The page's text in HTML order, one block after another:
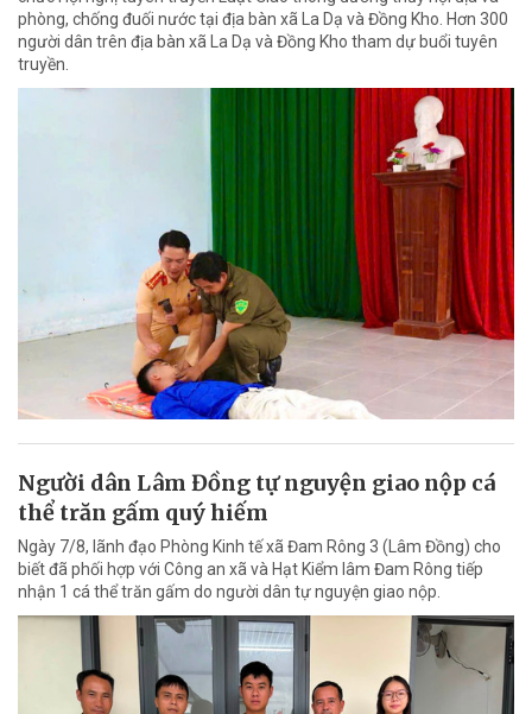
phòng, chống đuối nước tại địa bàn xã La Dạ và Đồng Kho. Hơn 300
người dân trên địa bàn xã La Dạ và Đồng Kho tham dự buổi tuyên
truyền.
Người dân Lâm Đồng tự nguyện giao nộp cá
thể trăn gấm quý hiếm
Ngày 7/8, lãnh đạo Phòng Kinh tế xã Đam Rông 3 (Lâm Đồng) cho
biết đã phối hợp với Công an xã và Hạt Kiểm lâm Đam Rông tiếp
nhận 1 cá thể trăn gấm do người dân tự nguyện giao nộp.